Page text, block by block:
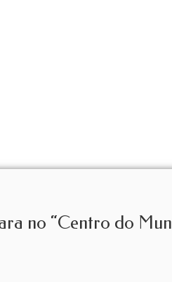
no “Centro do Mun